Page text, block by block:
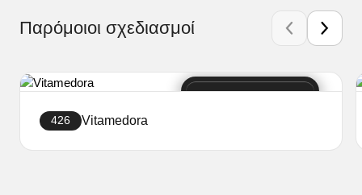
Παρόμοιοι σχεδιασμοί
426 Vitamedora